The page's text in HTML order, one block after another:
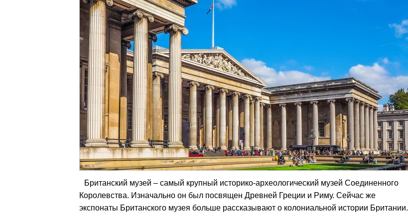
Британский музей – самый крупный историко-археологический музей Соединенного
Королевства. Изначально он был посвящен Древней Греции и Риму. Сейчас же
экспонаты Британского музея больше рассказывают о колониальной истории Британии.